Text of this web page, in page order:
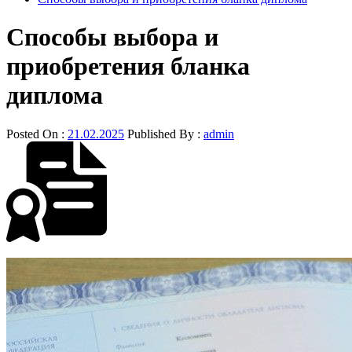
Способы выбора и
приобретения бланка
диплома
Posted On : 21.02.2025 Published By : admin